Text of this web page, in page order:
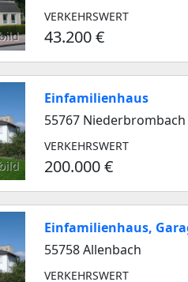
VERKEHRSWERT
43.200 €
Einfamilienhaus
55767 Niederbrombach
VERKEHRSWERT
200.000 €
Einfamilienhaus,
55758 Allenbach
VERKEHRSWERT